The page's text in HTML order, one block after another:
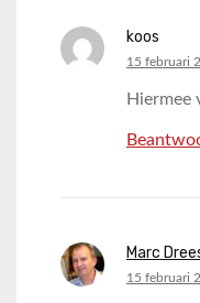
koos
says:
15 februari
Hiermee
Marc
says:
15 februari